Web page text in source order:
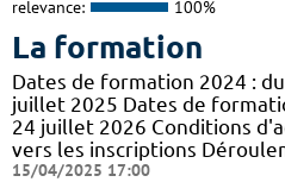
relevance: 100%
La formation
Dates de formation 2024 :
juillet 2025 Dates de
24 juillet 2026 Conditions
vers les inscriptions
15/04/2025 17:00